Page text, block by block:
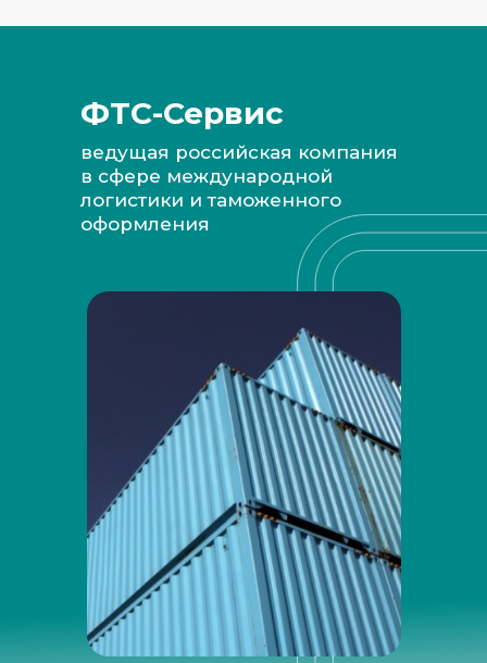
ведущая российская компания
в сфере международной
логистики и таможенного
оформления
ФТС-Сервис
Наши преимущества для вас: